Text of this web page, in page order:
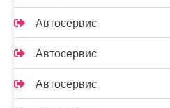
Автосервис
Автосервис
Автосервис